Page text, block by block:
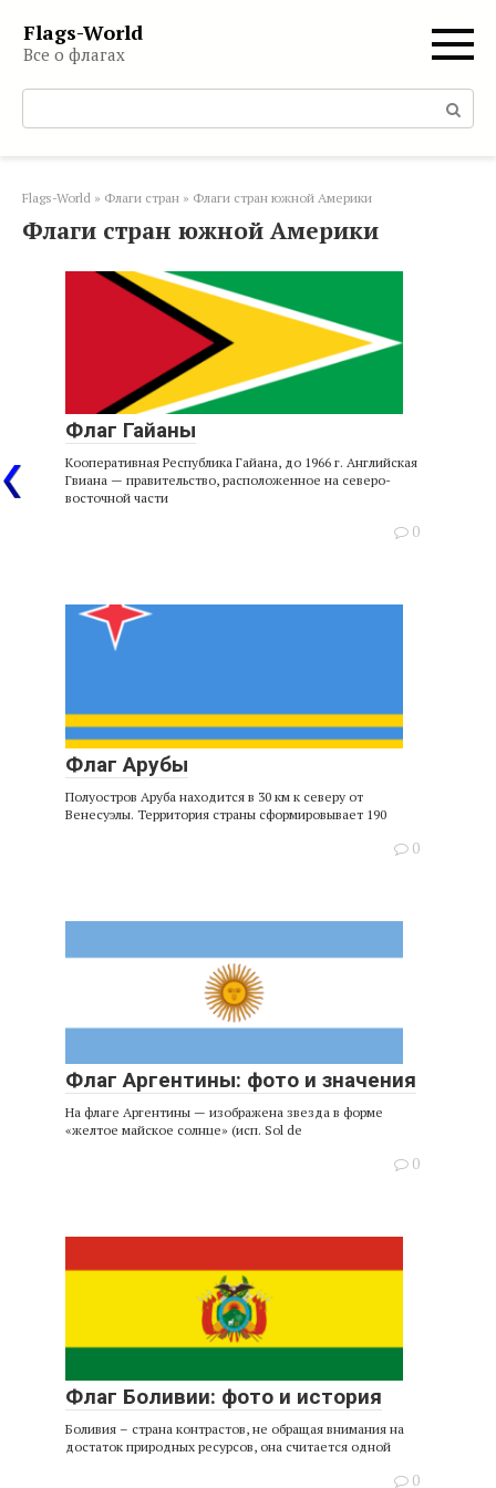
контенту
Flags-World
Все о флагах
Поиск:
Flags-World » Флаги стран » Флаги стран южной Америки
Флаги стран южной Америки
Флаг Гайаны
Кооперативная Республика Гайана, до 1966 г. Английская
Гвиана — правительство, расположенное на северо-
восточной части
0
Флаг Арубы
Полуостров Аруба находится в 30 км к северу от
Венесуэлы. Территория страны сформировывает 190
0
Флаг Аргентины: фото и значения
На флаге Аргентины — изображена звезда в форме
«желтое майское солнце» (исп. Sol de
0
Флаг Боливии: фото и история
Боливия – страна контрастов, не обращая внимания на
достаток природных ресурсов, она считается одной
0